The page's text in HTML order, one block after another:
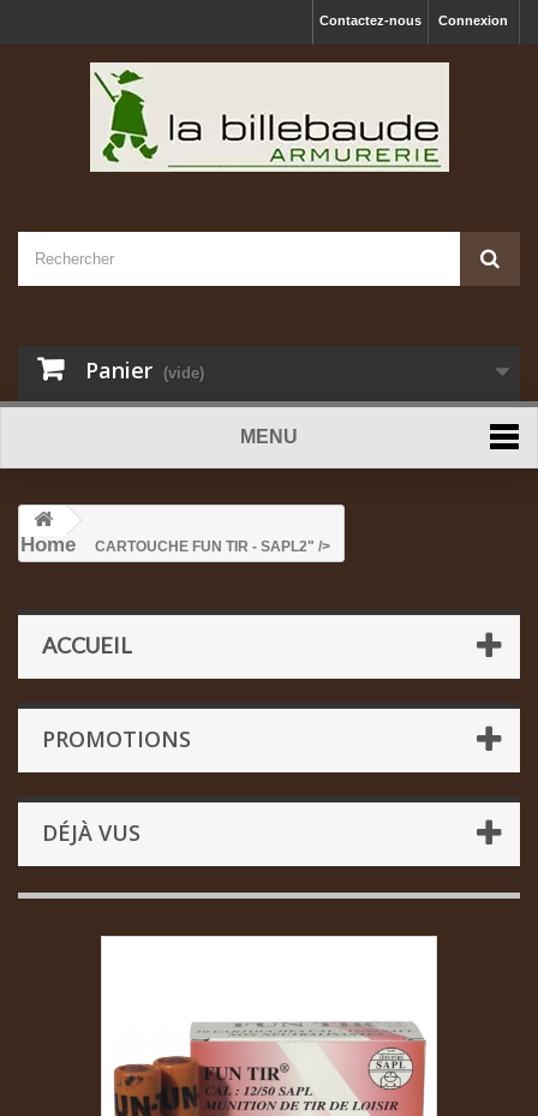
Connexion
Contactez-nous
Panier (vide)
MENU
Home CARTOUCHE FUN TIR - SAPL2" />
ACCUEIL
PROMOTIONS
DÉJÀ VUS